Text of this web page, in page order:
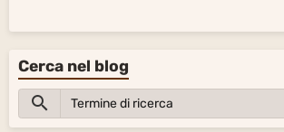
Cerca nel blog